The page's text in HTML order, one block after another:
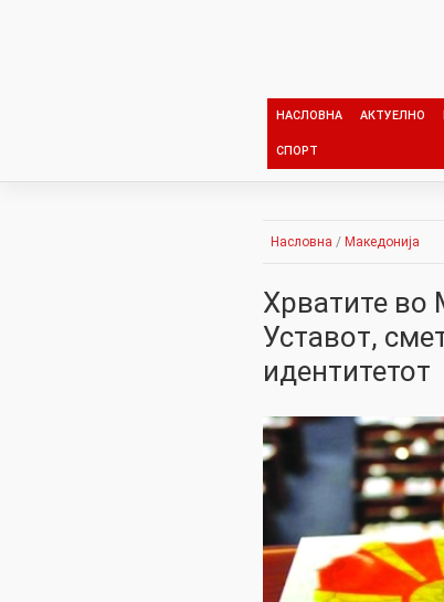
НАСЛОВНА АКТУЕЛНО
СПОРТ
Насловна / Македонија
Хрватите во
Уставот,
идентитетот